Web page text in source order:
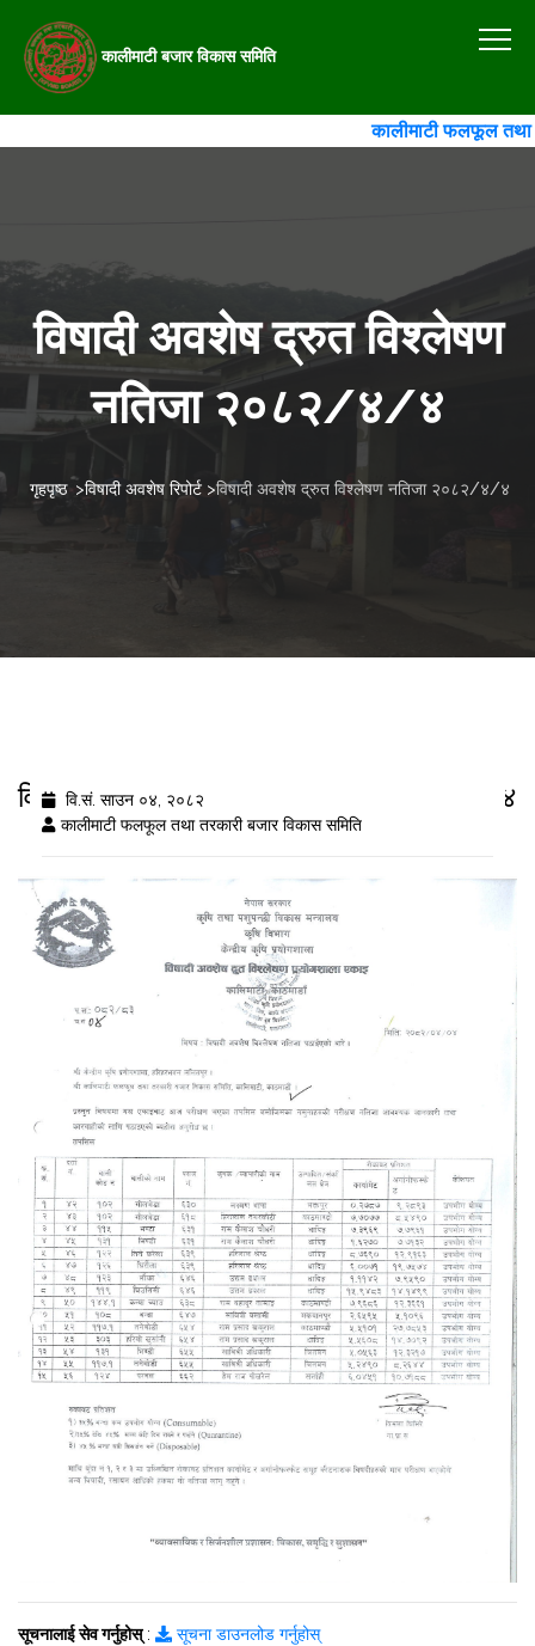
कालीमाटी बजार विकास समिति
कालीमाटी फलफूल तथा
विषादी अवशेष द्रुत विश्लेषण
नतिजा २०८२/४/४
गृहपृष्ठ >विषादी अवशेष रिपोर्ट>विषादी अवशेष द्रुत विश्लेषण नतिजा २०८२/४/४
विषादी अवशेष द्रुत विश्लेषण नतिजा २०८२/४/४
वि.सं. साउन ०४, २०८२
कालीमाटी फलफूल तथा तरकारी बजार विकास समिति
सूचनालाई सेव गर्नुहोस्: सूचना डाउनलोड गर्नुहोस्